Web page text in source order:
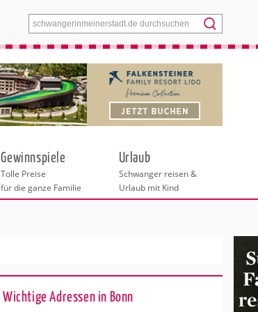
Menü
Gewinnspiele
Tolle Preise
für die ganze Familie
Urlaub
Schwanger reisen &
Urlaub mit Kind
Wichtige Adressen in Bonn